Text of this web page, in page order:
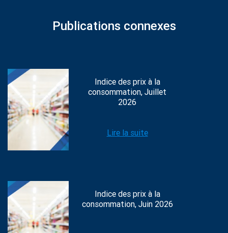
Publications connexes
Indice des prix à la
consommation, Juillet
2026
Lire la suite
Indice des prix à la
consommation, Juin 2026